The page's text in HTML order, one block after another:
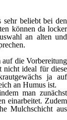
beliebt bei den
können da locker
an alten und
die Vorbereitung
nicht ideal für diese
ja auf
an Humus ist.
man zunächst
einarbeitet. Zudem
Mulchschicht aus